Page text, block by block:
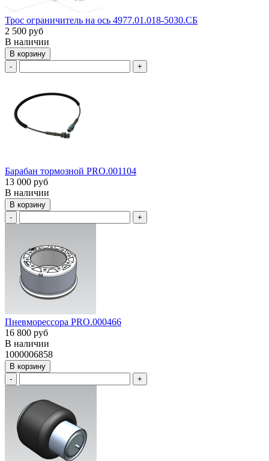
Трос ограничитель на ось 4977.01.018-5030.СБ
2 500 руб
В наличии
В корзину
-
+
Барабан тормозной PRO.001104
13 000 руб
В наличии
В корзину
-
+
Пневморессора PRO.000466
16 800 руб
В наличии
1000006858
В корзину
-
+